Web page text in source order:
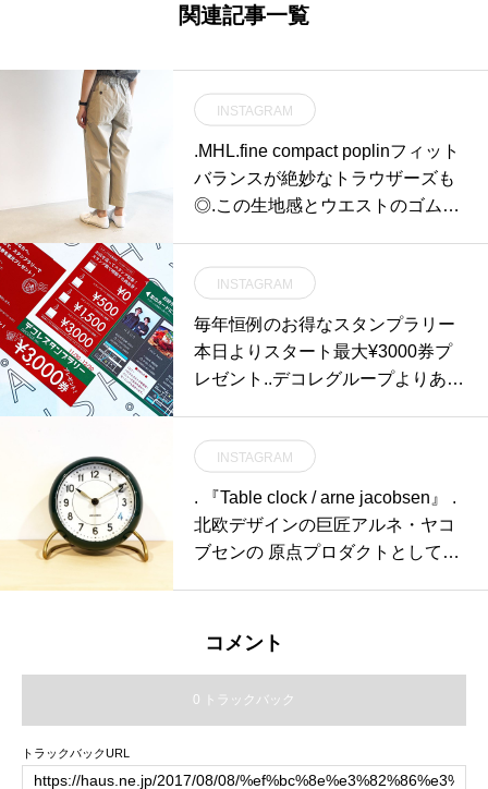
関連記事一覧
INSTAGRAM
.MHL.fine compact poplinフィット
バランスが絶妙なトラウザーズも
◎.この生地感とウエストのゴム病
mpact poplin#trousers#パッカリン
グ#hausmatsue #島根#松江
INSTAGRAM
毎年恒例のお得なスタンプラリー
本日よりスタート️最大¥3000券プ
レゼント️..デコレグループよりあな
デコレグループ恒例のスタンプラ
リー。市内をドライブしてグルー
プ各店を巡って下さい。デコレか
らハウスまで車で5分。ハウスか
お買い物・お食事（1500円以上）
面に各店のスタンプを集めていた
だくと最大3000円の商品券として
ご利用（2019/1/2〜3/31）いただ
INSTAGRAM
. 『Table clock / arne jacobsen』 .
北欧デザインの巨匠アルネ・ヤコ
ブセンの 原点プロダクトとして知
コメント
0 トラックバック
トラックバックURL